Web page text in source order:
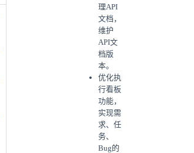
理API
文档，
维护
API文
档版
本。
优化执
行看板
功能，
实现需
求、任
务、
Bug的